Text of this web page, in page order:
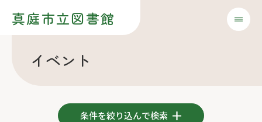
真庭市立図書館
イベント
条件を絞り込んで検索